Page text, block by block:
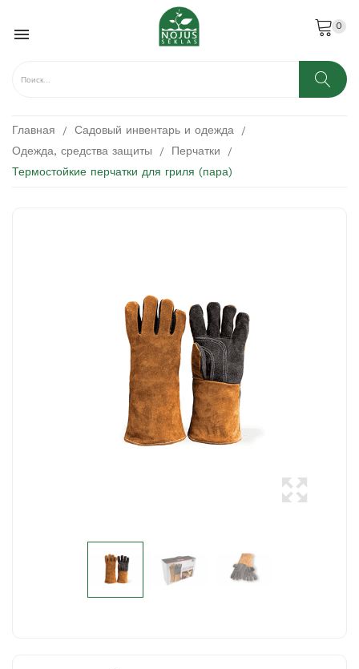
 0
Главная
Садовый инвентарь и одежда
Одежда, средства защиты
Перчатки
Термостойкие перчатки для гриля (пара)